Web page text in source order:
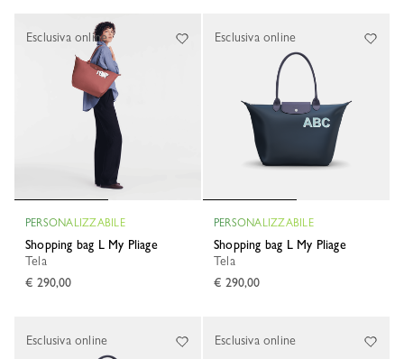
PERSONALIZZABILE
Shopping bag L My Pliage
Tela
€ 290,00
Esclusiva online
PERSONALIZZABILE
Shopping bag L My Pliage
Tela
€ 290,00
Esclusiva online
Esclusiva online Esclusiva online